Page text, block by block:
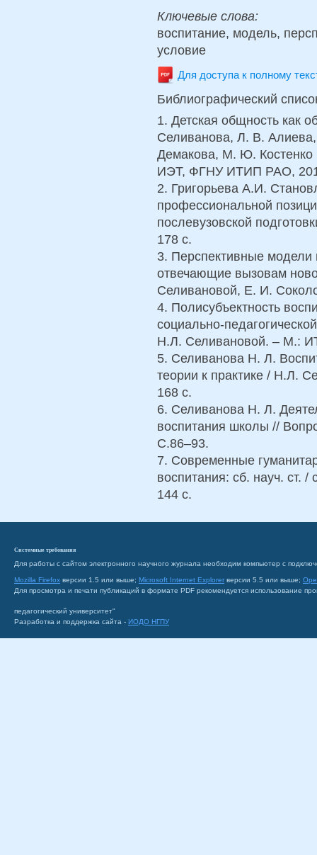
Ключевые слова:
воспитание, модель,
условие
Для доступа к полному
Библиографический
1. Детская общность как
Селиванова, Л. В.
Демакова, М. Ю. Костенко
ИЭТ, ФГНУ ИТИП РАО,
2. Григорьева А.И.
профессиональной
послевузовской
178 с.
3. Перспективные модели
отвечающие вызовам
Селивановой, Е. И.
4. Полисубъектность
социально-
Н.Л. Селивановой. – М.:
5. Селиванова Н. Л.
теории к практике / Н.Л.
168 с.
6. Селиванова Н. Л.
воспитания школы //
С.86–93.
7. Современные
воспитания: сб. науч. ст.
144 с.
Системные требования
Для работы с сайтом электронного научного журнала необходим компьютер с
Mozilla Firefox версии 1.5 или выше; Microsoft Internet Explorer версии 5.5 или выше;
Для просмотра и печати публикаций в формате PDF рекомендуется использование
педагогический университет"
Разработка и поддержка сайта - ИОДО НГПУ